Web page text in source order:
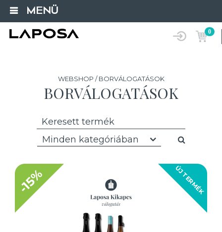
MENÜ
0
WEBSHOP / BORVÁLOGATÁSOK
BORVÁLOGATÁSOK
Minden kategóriában
ÚJ TERMÉK
-15%